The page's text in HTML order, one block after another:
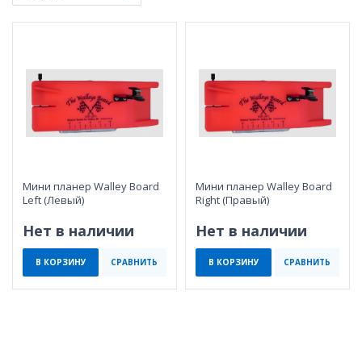
Мини планер Walley Board
Left (Левый)
Нет в наличии
В КОРЗИНУ СРАВНИТЬ
Мини планер Walley Board
Right (Правый)
Нет в наличии
В КОРЗИНУ СРАВНИТЬ